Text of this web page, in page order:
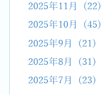
2025年11月 (22)
2025年10月 (45)
2025年9月 (21)
2025年8月 (31)
2025年7月 (23)